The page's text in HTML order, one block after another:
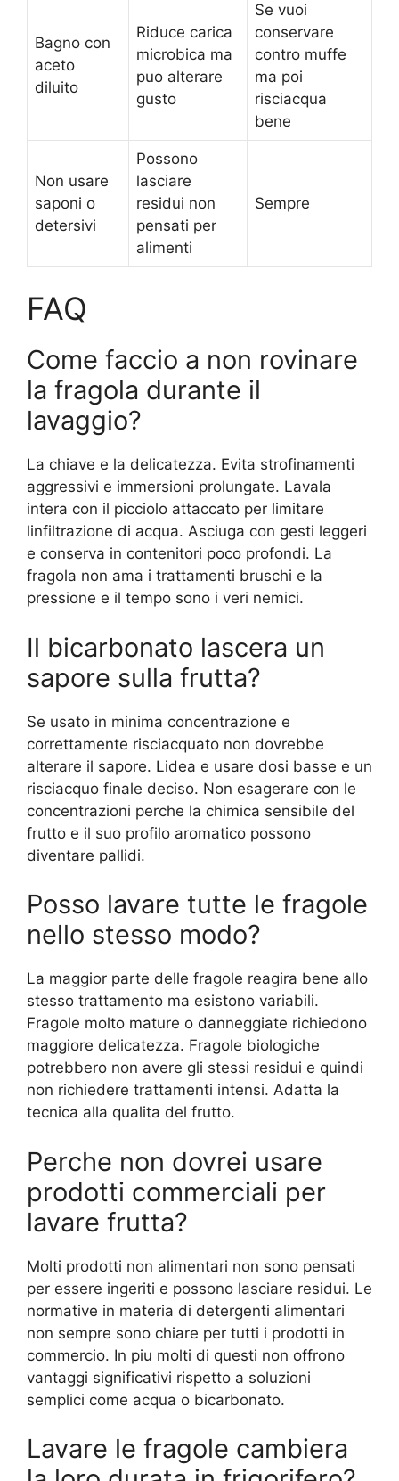
Bagno con
aceto
diluito
Riduce carica
microbica ma
puo alterare
gusto
Se vuoi
conservare
contro muffe
ma poi
risciacqua
bene
Non usare
saponi o
detersivi
Possono
lasciare
residui non
pensati per
alimenti
Sempre
FAQ
Come faccio a non rovinare
la fragola durante il
lavaggio?
La chiave e la delicatezza. Evita strofinamenti
aggressivi e immersioni prolungate. Lavala
intera con il picciolo attaccato per limitare
linfiltrazione di acqua. Asciuga con gesti leggeri
e conserva in contenitori poco profondi. La
fragola non ama i trattamenti bruschi e la
pressione e il tempo sono i veri nemici.
Il bicarbonato lascera un
sapore sulla frutta?
Se usato in minima concentrazione e
correttamente risciacquato non dovrebbe
alterare il sapore. Lidea e usare dosi basse e un
risciacquo finale deciso. Non esagerare con le
concentrazioni perche la chimica sensibile del
frutto e il suo profilo aromatico possono
diventare pallidi.
Posso lavare tutte le fragole
nello stesso modo?
La maggior parte delle fragole reagira bene allo
stesso trattamento ma esistono variabili.
Fragole molto mature o danneggiate richiedono
maggiore delicatezza. Fragole biologiche
potrebbero non avere gli stessi residui e quindi
non richiedere trattamenti intensi. Adatta la
tecnica alla qualita del frutto.
Perche non dovrei usare
prodotti commerciali per
lavare frutta?
Molti prodotti non alimentari non sono pensati
per essere ingeriti e possono lasciare residui. Le
normative in materia di detergenti alimentari
non sempre sono chiare per tutti i prodotti in
commercio. In piu molti di questi non offrono
vantaggi significativi rispetto a soluzioni
semplici come acqua o bicarbonato.
Lavare le fragole cambiera